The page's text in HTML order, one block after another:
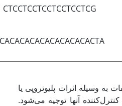
CTCCTCCTCCTCCTCCTCG
به وسیله اثرات پلیوتروپی یا
آنها توجیه می‌شود.